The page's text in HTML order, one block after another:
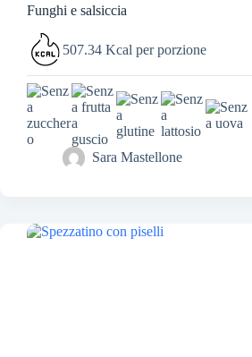
Funghi e salsiccia
507.34 Kcal per porzione
Sara Mastellone